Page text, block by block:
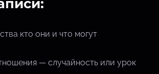
кто они и что могут
— случайность или урок